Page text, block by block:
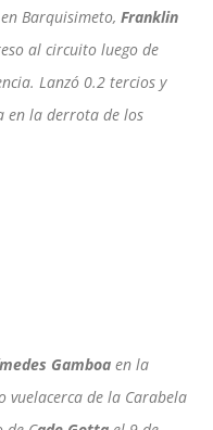
Barquisimeto, Franklin
al circuito luego de
Lanzó 0.2 tercios y
en la derrota de los
Gamboa en la
de la Carabela